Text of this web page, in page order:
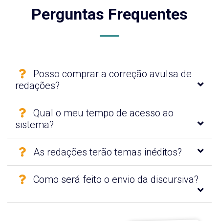
Perguntas Frequentes
Posso comprar a correção avulsa de
redações?
Qual o meu tempo de acesso ao
sistema?
As redações terão temas inéditos?
Como será feito o envio da discursiva?